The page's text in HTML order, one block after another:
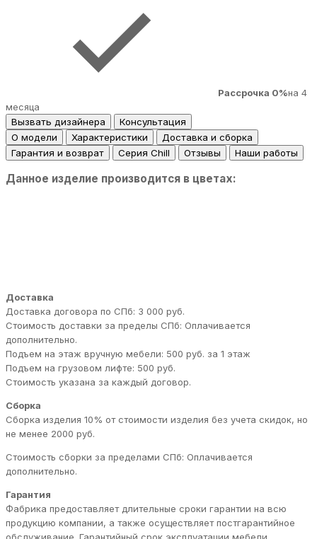
Рассрочка 0%на 4
месяца
Вызвать дизайнера
Консультация
О модели
Характеристики
Доставка и сборка
Гарантия и возврат
Серия Chill Отзывы Наши работы
Данное изделие производится в цветах:
Доставка
Доставка договора по СПб: 3 000 руб.
Стоимость доставки за пределы СПб: Оплачивается
дополнительно.
Подъем на этаж вручную мебели: 500 руб. за 1 этаж
Подъем на грузовом лифте: 500 руб.
Стоимость указана за каждый договор.
Сборка
Сборка изделия 10% от стоимости изделия без учета скидок, но
не менее 2000 руб.
Стоимость сборки за пределами СПб: Оплачивается
дополнительно.
Гарантия
Фабрика предоставляет длительные сроки гарантии на всю
продукцию компании, а также осуществляет постгарантийное
обслуживание. Гарантийный срок эксплуатации мебели